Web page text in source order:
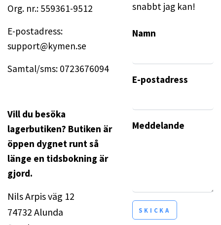
Org. nr.: 559361-9512
E-postadress:
support@kymen.se
Samtal/sms: 0723676094
Vill du besöka
lagerbutiken? Butiken är
öppen dygnet runt så
länge en tidsbokning är
gjord.
Nils Arpis väg 12
74732 Alunda
snabbt jag kan!
Namn
E-postadress
Meddelande
SKICKA